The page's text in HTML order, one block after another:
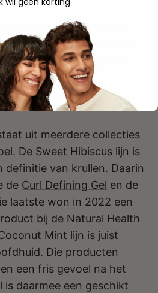
zijn de verpakkingen
van duurzaam aluminium.
goed bij mensen die
voor wat ze in hun haar
uit meerdere collecties
De Sweet Hibiscus lijn is
van krullen. Daarin
de Curl Defining Gel en de
laatste won in 2022 een
bij de Natural Health
Mint lijn is juist
Die producten
een fris gevoel na het
is daarmee een geschikt